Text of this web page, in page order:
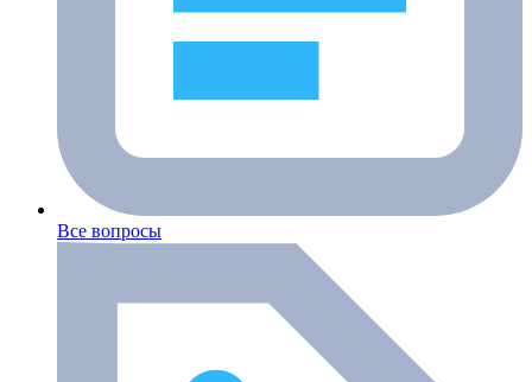
Все вопросы